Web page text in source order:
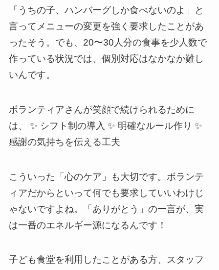
「うちの子、ハンバーグしか食べないのよ」と
言ってメニューの変更を強く要求したことがあ
ったそう。でも、20〜30人分の食事を少人数で
作っている状況では、個別対応はなかなか難し
いんです。
ボランティアさんが笑顔で続けられるために
は、 ✨ シフト制の導入 ✨ 明確なルール作り ✨
感謝の気持ちを伝える工夫
こういった「心のケア」も大切です。ボランテ
ィアだからといって何でも要求していいわけじ
ゃないですよね。「ありがとう」の一言が、実
は一番のエネルギー源になるんです！
子ども食堂を利用したことがある方、スタッフ